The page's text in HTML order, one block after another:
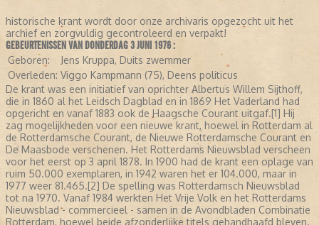
historische krant wordt door onze archivaris opgezocht uit het
archief en zorgvuldig gecontroleerd en verpakt!
GEBEURTENISSEN VAN DONDERDAG 3 JUNI 1976 :
Geboren:
Jens Kruppa, Duits zwemmer
Overleden: Viggo Kampmann (75), Deens politicus
De krant was een initiatief van oprichter Albertus Willem Sijthoff,
die in 1860 al het Leidsch Dagblad en in 1869 Het Vaderland had
opgericht en vanaf 1883 ook de Haagsche Courant uitgaf.[1] Hij
zag mogelijkheden voor een nieuwe krant, hoewel in Rotterdam al
de Rotterdamsche Courant, de Nieuwe Rotterdamsche Courant en
De Maasbode verschenen. Het Rotterdams Nieuwsblad verscheen
voor het eerst op 3 april 1878. In 1900 had de krant een oplage van
ruim 50.000 exemplaren, in 1942 waren het er 104.000, maar in
1977 weer 81.465.[2] De spelling was Rotterdamsch Nieuwsblad
tot na 1970. Vanaf 1984 werkten Het Vrije Volk en het Rotterdams
Nieuwsblad - commercieel - samen in de Avondbladen Combinatie
Rotterdam, hoewel beide afzonderlijke titels gehandhaafd bleven.